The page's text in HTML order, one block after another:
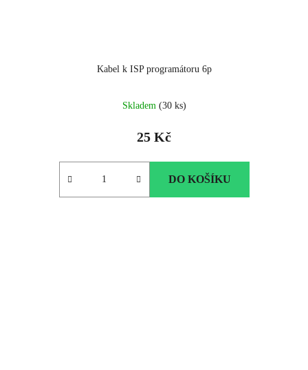
Kabel k ISP programátoru 6p
Skladem (30 ks)
25 Kč
DO KOŠÍKU